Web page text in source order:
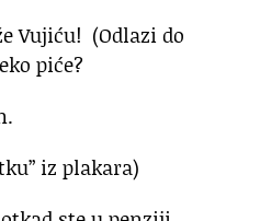
Vujiću! (Odlazi do
piće?
iz plakara)